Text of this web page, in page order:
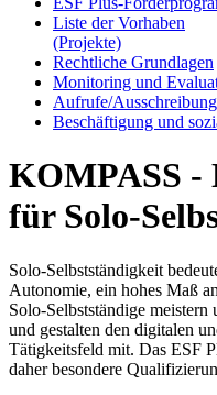
Lis­te der Vor­ha­ben
(Pro­jek­te)
Recht­li­che Grund­la­gen
Mo­ni­to­ring und
Auf­ru­fe/
Be­schäf­ti­gung und
KOMPASS
für Solo-
Solo-Selbstständigkeit
Autonomie, ein hohes Maß
Solo-Selbstständige meistern
und gestalten den digitalen
Tätigkeitsfeld mit. Das ESF
daher besondere